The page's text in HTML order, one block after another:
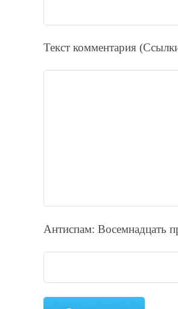
Текст комментария
Антиспам: Воceмнадцать